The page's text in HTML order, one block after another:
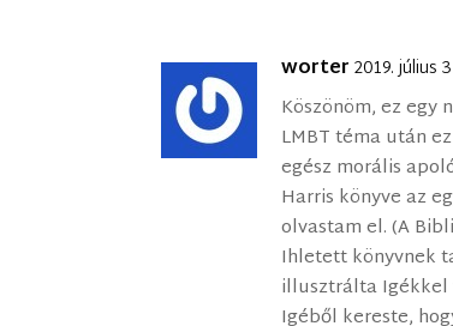
worter 2019. július
Köszönöm, ez egy
LMBT téma után
egész morális
Harris könyve az
olvastam el. (A
Ihletett könyvnek
illusztrálta Igékkel
Igéből kereste,